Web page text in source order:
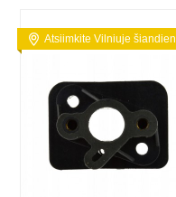
Atsiimkite Vilniuje šiandien